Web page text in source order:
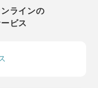
ラインの
ビス